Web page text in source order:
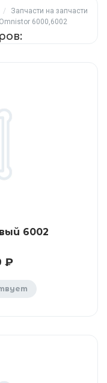
/
Запчасти на запчасти
6000,6002
6002
₽